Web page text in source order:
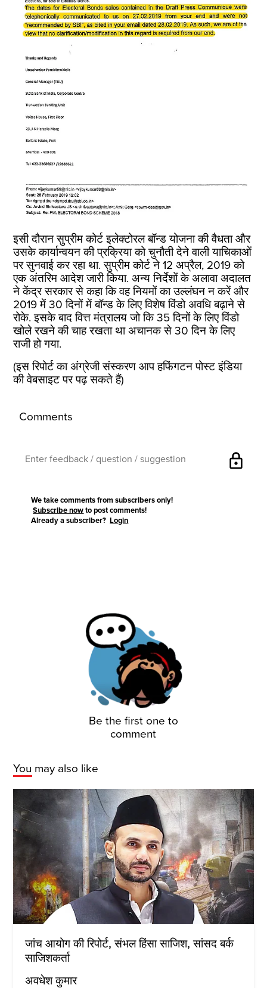
इसी दौरान सुप्रीम कोर्ट इलेक्टोरल बॉन्ड योजना की वैधता और
उसके कार्यान्वयन की प्रक्रिया को चुनौती देने वाली याचिकाओं
पर सुनवाई कर रहा था. सुप्रीम कोर्ट ने 12 अप्रैल, 2019 को
एक अंतरिम आदेश जारी किया. अन्य निर्देशों के अलावा अदालत
ने केंद्र सरकार से कहा कि वह नियमों का उल्लंघन न करें और
2019 में 30 दिनों में बॉन्ड के लिए विशेष विंडो अवधि बढ़ाने से
रोके. इसके बाद वित्त मंत्रालय जो कि 35 दिनों के लिए विंडो
खोले रखने की चाह रखता था अचानक से 30 दिन के लिए
राजी हो गया.
(इस रिपोर्ट का अंग्रेजी संस्करण आप हफिंगटन पोस्ट इंडिया
की वेबसाइट पर पढ़ सकते हैं)
Comments
lock
We take comments from subscribers only!
Subscribe now to post comments!
Already a subscriber?Login
Be the first one to
comment
You may also like
जांच आयोग की रिपोर्ट, संभल हिंसा साजिश, सांसद बर्क
साजिशकर्ता
अवधेश कुमार